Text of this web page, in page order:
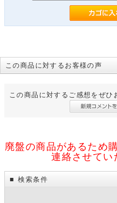
■ 検索条件
この商品に対するお客様の声
この商品に対するご感想をぜひ
廃盤の商品があるため
連絡させてい